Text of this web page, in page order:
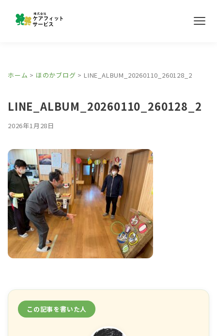
採用情報
ホーム > ほのかブログ >LINE_ALBUM_20260110_260128_2
LINE_ALBUM_20260110_260128_2
2026年1月28日
この記事を書いた人